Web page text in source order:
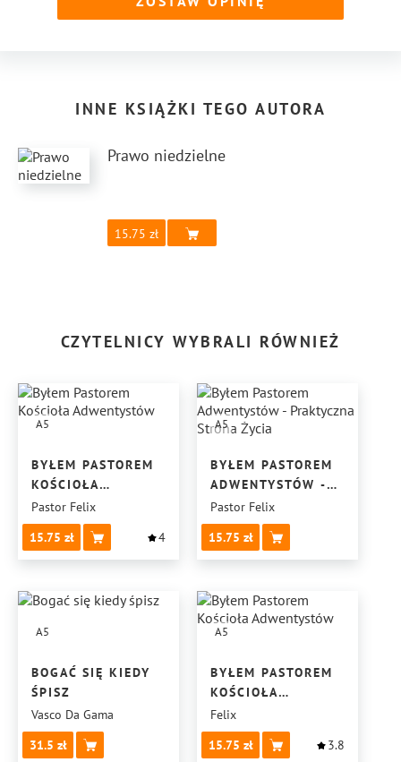
INNE KSIĄŻKI TEGO AUTORA
Prawo niedzielne
15.75
CZYTELNICY WYBRALI RÓWNIEŻ
A5
BYŁEM PASTOREM
KOŚCIOŁA
ADWENTYSTÓW
Pastor Felix
15.75
4
A5
BYŁEM PASTOREM
ADWENTYSTÓW -
PRAKTYCZNA
STRONA ŻYCIA
Pastor Felix
15.75
A5
BOGAĆ SIĘ KIEDY
ŚPISZ
Vasco Da Gama
31.5
A5
BYŁEM PASTOREM
KOŚCIOŁA
ADWENTYSTÓW
Felix
15.75
3.8